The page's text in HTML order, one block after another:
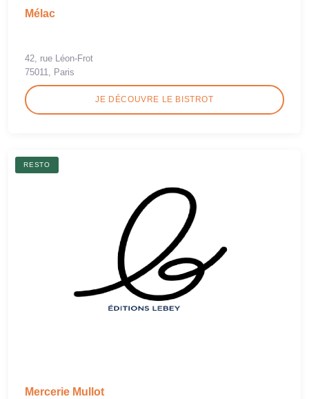
Mélac
42, rue Léon-Frot
75011, Paris
JE DÉCOUVRE LE BISTROT
RESTO
Mercerie Mullot